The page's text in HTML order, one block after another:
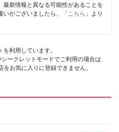
最新情報と異なる可能性があることを
いがございましたら、「 こちら 」より
を利用しています。
ークレットモードでご利用の場合は
お気に入りに登録できません。